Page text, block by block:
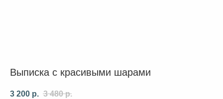
Выписка с красивыми шарами
3 200 р. 3 480 р.